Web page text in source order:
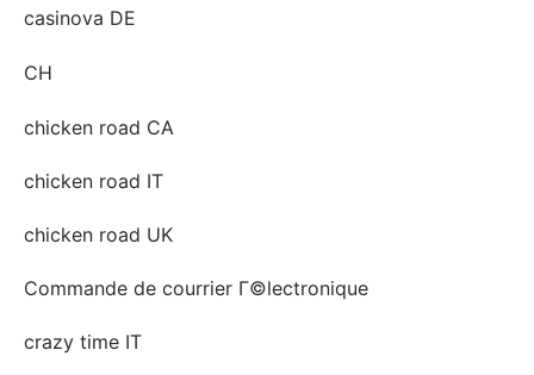
casinova DE
CH
chicken road CA
chicken road IT
chicken road UK
Commande de courrier Г©lectronique
crazy time IT